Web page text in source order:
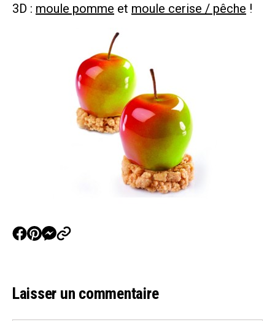
3D : moule pomme et moule cerise / pêche !
Laisser un commentaire